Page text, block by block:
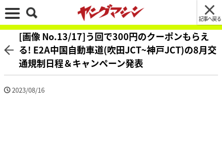
記事へ戻る
[画像 No.13/17]う回で300円のクーポンもらえ
る! E2A中国自動車道(吹田JCT~神戸JCT)の8月交
通規制日程＆キャンペーン発表
2023/08/16